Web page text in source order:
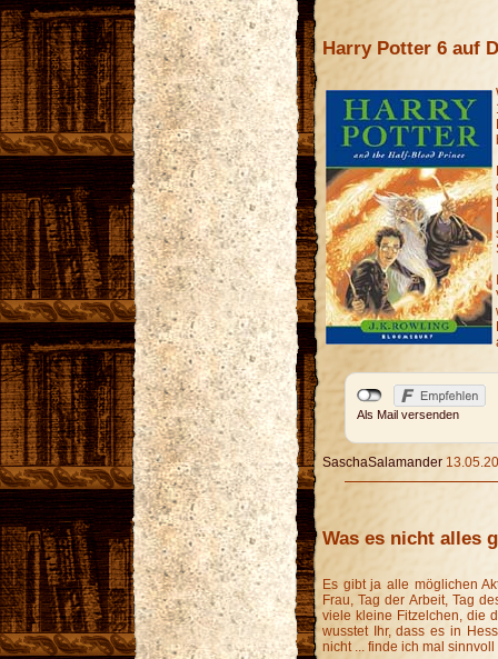
Harry Potter 6 auf
Als Mail versenden
SaschaSalamander
Was es nicht alles
Es gibt ja alle möglichen
Frau, Tag der Arbeit, Tag
viele kleine Fitzelchen, die
wusstet Ihr, dass es in
nicht ... finde ich mal sinnvoll